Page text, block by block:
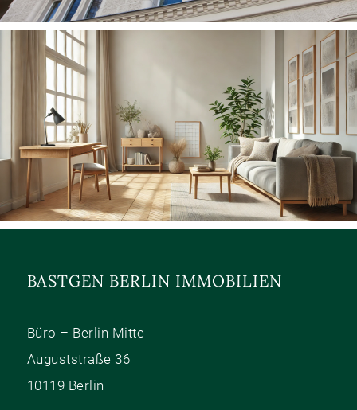
BASTGEN BERLIN IMMOBILIEN
Büro – Berlin Mitte
Auguststraße 36
10119 Berlin